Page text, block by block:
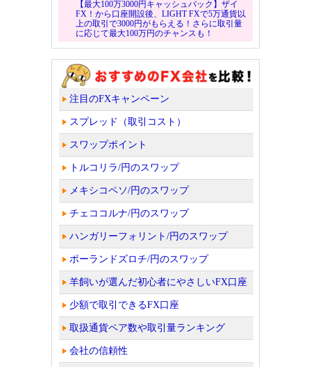
【最大100万3000円キャッシュバック】ザイ
FX！から口座開設後、LIGHT FXで5万通貨以
上の取引で3000円がもらえる！さらに取引量
に応じて最大100万円のチャンスも！
注目のFXキャンペーン
スプレッド（取引コスト）
スワップポイント
トルコリラ/円のスワップ
メキシコペソ/円のスワップ
チェココルナ/円のスワップ
ハンガリーフォリント/円のスワップ
ポーランドズロチ/円のスワップ
羊飼いが選んだ初心者にやさしいFX口座
少額で取引できるFX口座
取扱通貨ペア数や取引量ランキング
会社の信頼性